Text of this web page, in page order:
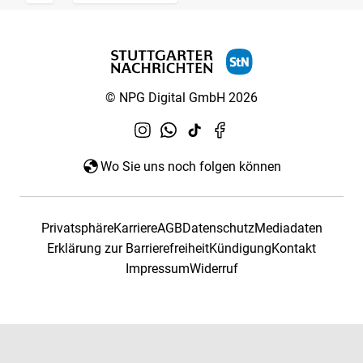
© NPG Digital GmbH 2026
Wo Sie uns noch folgen können
PrivatsphäreKarriereAGBDatenschutzMediadaten
Erklärung zur BarrierefreiheitKündigungKontakt
ImpressumWiderruf